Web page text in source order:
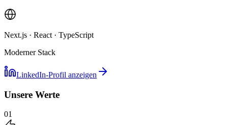
Next.js · React · TypeScript
Moderner Stack
LinkedIn-Profil anzeigen
Unsere Werte
01